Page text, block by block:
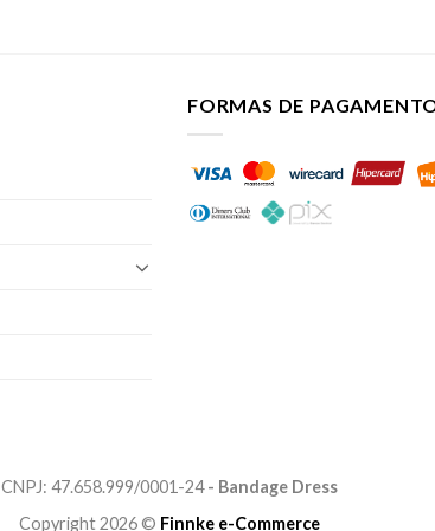
FORMAS DE
CNPJ: 47.658.999/0001-24- Bandage Dress
Copyright 2026 © Finnke e-Commerce